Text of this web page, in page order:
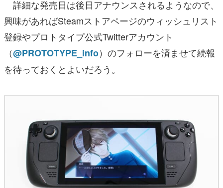
詳細な発売日は後日アナウンスされるようなので、
興味があればSteamストアページのウィッシュリスト
登録やプロトタイプ公式Twitterアカウント
（@PROTOTYPE_info）のフォローを済ませて続報
を待っておくとよいだろう。